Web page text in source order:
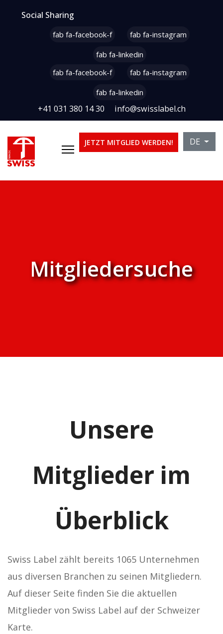
Social Sharing
fab fa-facebook-f
fab fa-instagram
fab fa-linkedin
fab fa-facebook-f
fab fa-instagram
fab fa-linkedin
+41 031 380 14 30 info@swisslabel.ch
JETZT MITGLIED WERDEN! DE
Mitgliedersuche
Unsere
Mitglieder im
Überblick
Swiss Label zählt bereits 1065 Unternehmen
aus diversen Branchen zu seinen Mitgliedern.
Auf dieser Seite finden Sie die aktuellen
Mitglieder von Swiss Label auf der Schweizer
Karte.